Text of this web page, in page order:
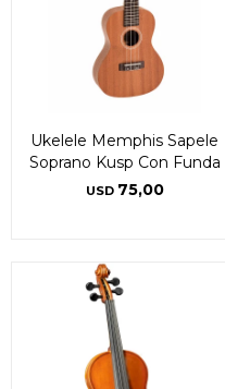
Ukelele Memphis Sapele
Soprano Kusp Con Funda
USD 75,00